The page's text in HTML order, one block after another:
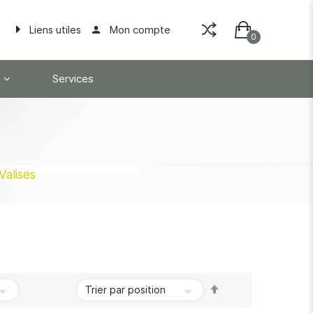
Liens utiles Mon compte
Services